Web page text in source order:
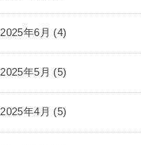
2025年6月 (4)
2025年5月 (5)
2025年4月 (5)